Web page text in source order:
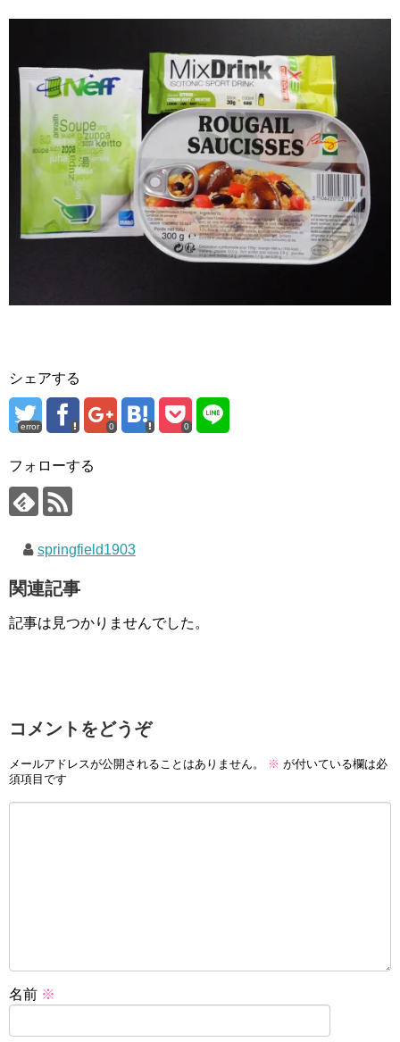
シェアする
error 0 0
フォローする
springfield1903
関連記事
記事は見つかりませんでした。
コメントをどうぞ
メールアドレスが公開されることはありません。 ※ が付いている欄は必
須項目です
名前 ※